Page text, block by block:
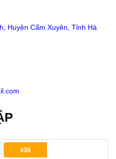
Huyện Cẩm Xuyên, Tỉnh Hà
438